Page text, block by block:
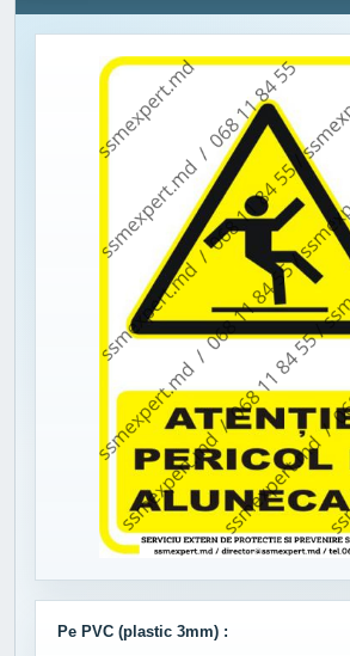
Pe PVC (plastic 3mm) :